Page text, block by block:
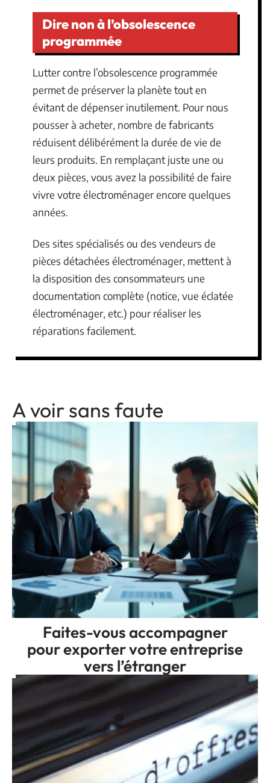
Dire non à l’obsolescence
programmée
Lutter contre l’obsolescence programmée
permet de préserver la planète tout en
évitant de dépenser inutilement. Pour nous
pousser à acheter, nombre de fabricants
réduisent délibérément la durée de vie de
leurs produits. En remplaçant juste une ou
deux pièces, vous avez la possibilité de faire
vivre votre électroménager encore quelques
années.
Des sites spécialisés ou des vendeurs de
pièces détachées électroménager, mettent à
la disposition des consommateurs une
documentation complète (notice, vue éclatée
électroménager, etc.) pour réaliser les
réparations facilement.
A voir sans faute
Faites-vous accompagner
pour exporter votre entreprise
vers l’étranger